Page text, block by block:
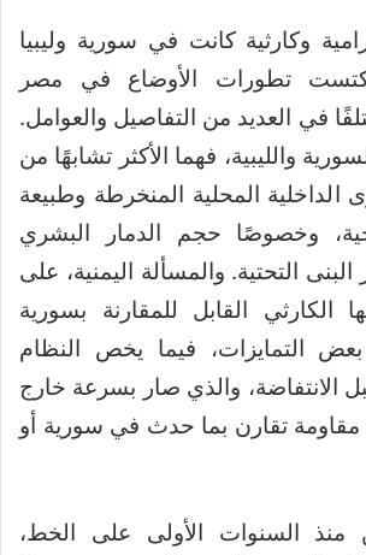
وكارثية كانت في سورية وليبيا
اكتست تطورات الأوضاع في مصر
في العديد من التفاصيل والعوامل.
والليبية، فهما الأكثر تشابهًا من
المحلية المنخرطة وطبيعة
وخصوصًا حجم الدمار البشري
التحتية. والمسألة اليمنية، على
القابل للمقارنة بسورية
بعض التمايزات، فيما يخص النظام
الانتفاضة، والذي صار بسرعة خارج
مقاومة تقارن بما حدث في سورية أو
منذ السنوات الأولى على الخط،